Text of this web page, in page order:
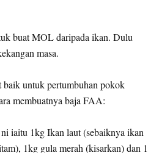
buat MOL daripada ikan. Dulu
masa.
untuk pertumbuhan pokok
membuatnya baja FAA:
iaitu 1kg Ikan laut (sebaiknya ikan
1kg gula merah (kisarkan) dan 1